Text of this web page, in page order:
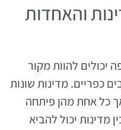
והאחדות
יכולים להוות מקור
כפריים. מדינות שונות
כל אחת מהן פיתחה
מדינות יכול להביא